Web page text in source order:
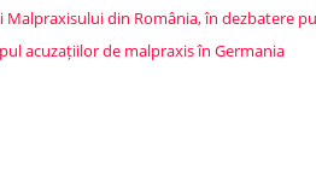
Malpraxisului din România, în dezbatere
acuzațiilor de malpraxis în Germania